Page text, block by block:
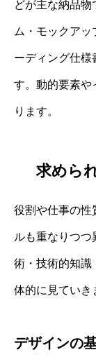
どが主な納品
ム・モックア
ーディング仕様
す。動的要素や
ります。
求めら
役割や仕事の性
ルも重なりつ
術・技術的知識
体的に見ていき
デザインの